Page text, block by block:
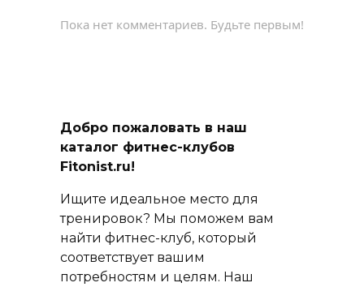
Пока нет комментариев. Будьте первым!
Добро пожаловать в наш
каталог фитнес-клубов
Fitonist.ru!
Ищите идеальное место для
тренировок? Мы поможем вам
найти фитнес-клуб, который
соответствует вашим
потребностям и целям. Наш